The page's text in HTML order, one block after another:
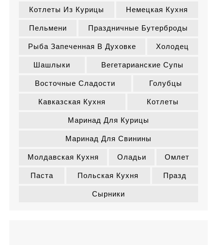
Котлеты Из Курицы Немецкая Кухня
Пельмени Праздничные Бутерброды
Рыба Запеченная В Духовке Холодец
Шашлыки Вегетарианские Супы
Восточные Сладости Голубцы
Кавказская Кухня Котлеты
Маринад Для Курицы
Маринад Для Свинины
Молдавская Кухня Оладьи Омлет
Паста Польская Кухня Празд
Сырники